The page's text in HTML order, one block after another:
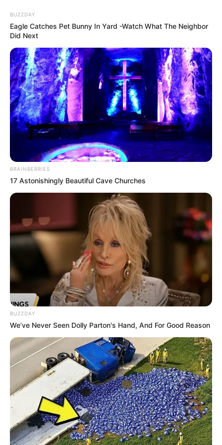
HOME
Home > Curiosidade > Internacional > Notícia >
"Foi
BUZZDAY
Eagle Catches Pet Bunny In Yard -Watch What The Neighbor
Did Next
BRAINBERRIES
17 Astonishingly Beautiful Cave Churches
BUZZDAY
We’ve Never Seen Dolly Parton's Hand, And For Good Reason